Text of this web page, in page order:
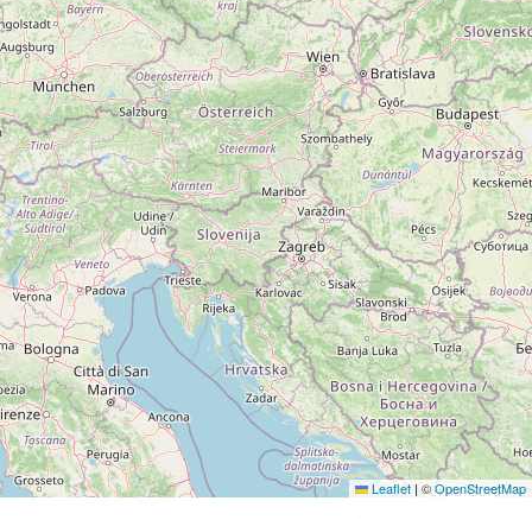
Leaflet | ©OpenStreetMap